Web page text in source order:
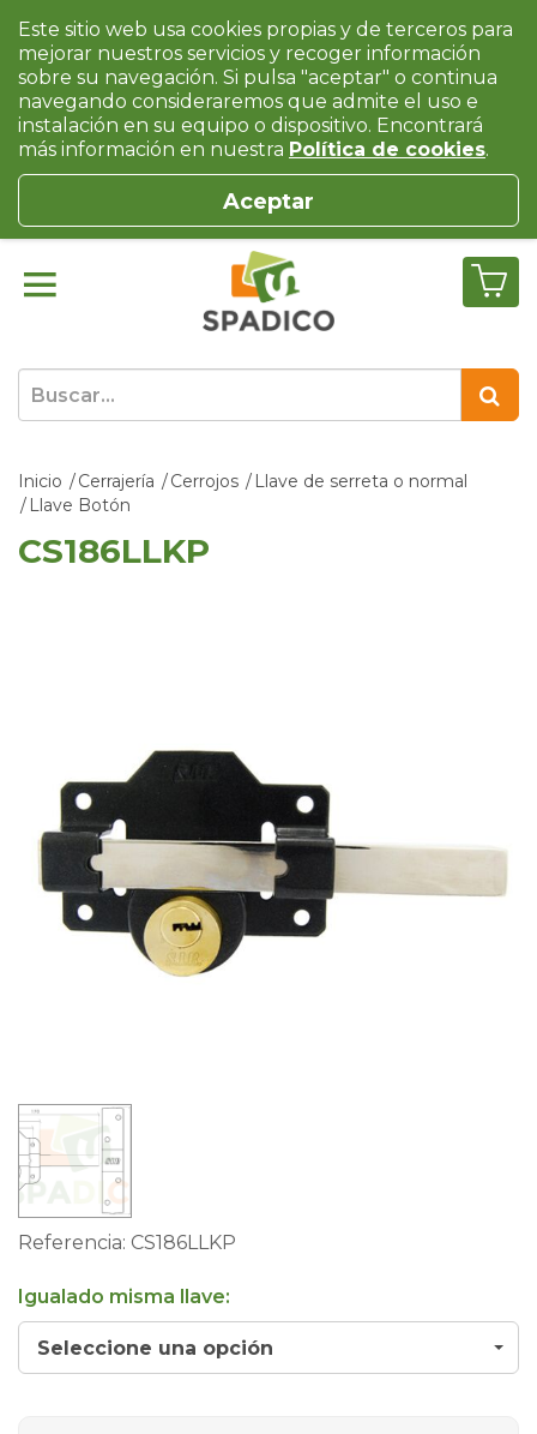
Inicio Cerrajería Cerrojos
Llave de serreta o normal
Llave Botón
CS186LLKP
Referencia: CS186LLKP
Igualado misma llave:
Seleccione una opción
Este sitio web usa cookies propias y de terceros para
mejorar nuestros servicios y recoger información
sobre su navegación. Si pulsa "aceptar" o continua
navegando consideraremos que admite el uso e
instalación en su equipo o dispositivo. Encontrará
más información en nuestra Política de cookies.
Aceptar